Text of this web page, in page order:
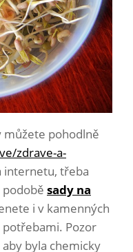
můžete pohodlně
zdrave-a-
internetu, třeba
podobě sady na
i v kamenných
Pozor
byla chemicky